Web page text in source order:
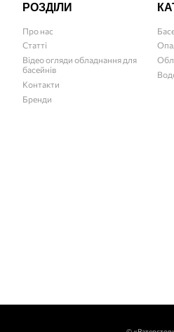
РОЗДІЛИ
Про нас
Статті
Відео огляди обладнання для
басейнів
Контакти
Бренди